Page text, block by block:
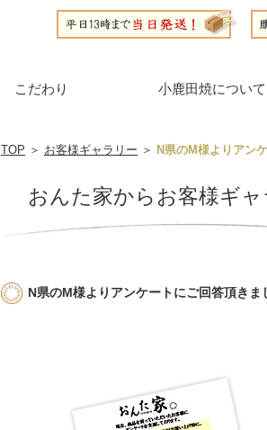
こだわり 小鹿田焼について
TOP ＞ お客様ギャラリー ＞ N県のM様よりアン
おんた家からお客様ギャ
N県のM様よりアンケートにご回答頂きま